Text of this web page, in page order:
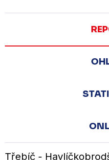
Třebíč -